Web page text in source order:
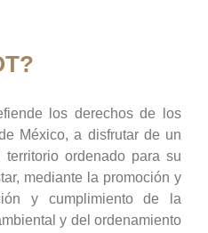
los derechos de los
México, a disfrutar de un
ordenado para su
mediante la promoción y
y cumplimiento de la
y del ordenamiento